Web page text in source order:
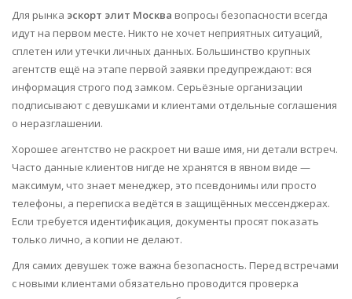
Для рынка эскорт элит Москва вопросы безопасности всегда
идут на первом месте. Никто не хочет неприятных ситуаций,
сплетен или утечки личных данных. Большинство крупных
агентств ещё на этапе первой заявки предупреждают: вся
информация строго под замком. Серьёзные организации
подписывают с девушками и клиентами отдельные соглашения
о неразглашении.
Хорошее агентство не раскроет ни ваше имя, ни детали встреч.
Часто данные клиентов нигде не хранятся в явном виде —
максимум, что знает менеджер, это псевдонимы или просто
телефоны, а переписка ведётся в защищённых мессенджерах.
Если требуется идентификация, документы просят показать
только лично, а копии не делают.
Для самих девушек тоже важна безопасность. Перед встречами
с новыми клиентами обязательно проводится проверка